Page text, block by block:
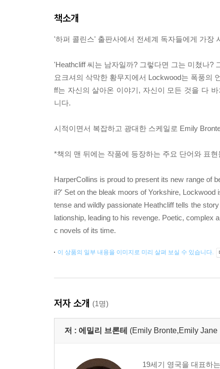
책소개
'하퍼 콜린스' 출판사에서 전세계 독자들에게 가장
'Heathcliff 씨는 남자일까? 그렇다면 그는 미쳤나?
요크셔의 삭막한 황무지에서 Lockwood는 폭풍의
ff는 자신의 살아온 이야기, 자신이 모든 것을 다
니다.
시적이면서 복잡하고 광대한 스케일로 Emily
*책의 맨 뒤에는 작품에 등장하는 주요 단어와 표
HarperCollins is proud to present its new range of
il?' Set on the bleak moors of Yorkshire,
tense and wildly passionate Heathcliff tells the
lationship, leading to his revenge. Poetic, complex
c novels of its time.
이 상품의 일부 내용을 이미지로 미리 살펴 보실 수 있습니다.
저자 소개 (1명)
저 : 에밀리 브론테 (Emily Bronte,Emily
19세기 영국을 대표하